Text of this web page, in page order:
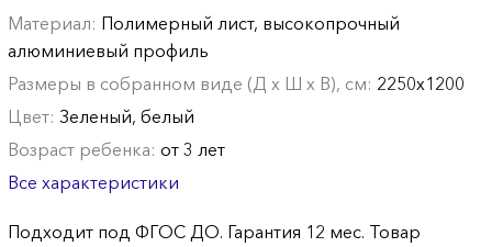
Материал: Полимерный лист, высокопрочный
алюминиевый профиль
Размеры в собранном виде (Д х Ш х В), см: 2250х1200
Цвет:Зеленый, белый
Возраст ребенка:от 3 лет
Все характеристики
Подходит под ФГОС ДО. Гарантия 12 мес. Товар